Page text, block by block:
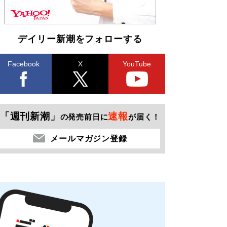
デイリー新潮をフォローする
Facebook X YouTube
「週刊新潮」 の発売前日に速報が届く！
メールマガジン登録